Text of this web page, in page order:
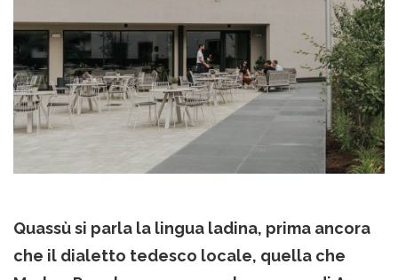
Quassù si parla la lingua ladina, prima ancora
che il dialetto tedesco locale, quella che